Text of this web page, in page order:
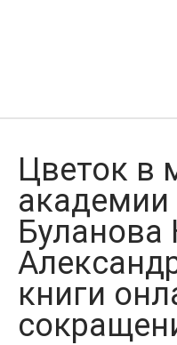
Цветок в
Буланова
книги